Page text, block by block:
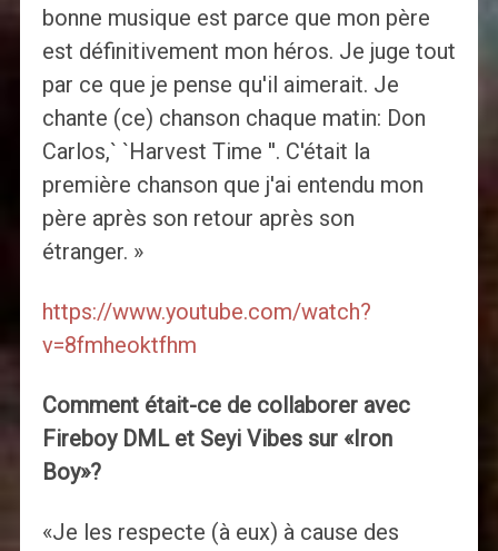
bonne musique est parce que mon père
est définitivement mon héros. Je juge tout
par ce que je pense qu'il aimerait. Je
chante (ce) chanson chaque matin: Don
Carlos,` `Harvest Time ''. C'était la
première chanson que j'ai entendu mon
père après son retour après son
étranger. »
https://www.youtube.com/watch?
v=8fmheoktfhm
Comment était-ce de collaborer avec
Fireboy DML et Seyi Vibes sur «Iron
Boy»?
«Je les respecte (à eux) à cause des